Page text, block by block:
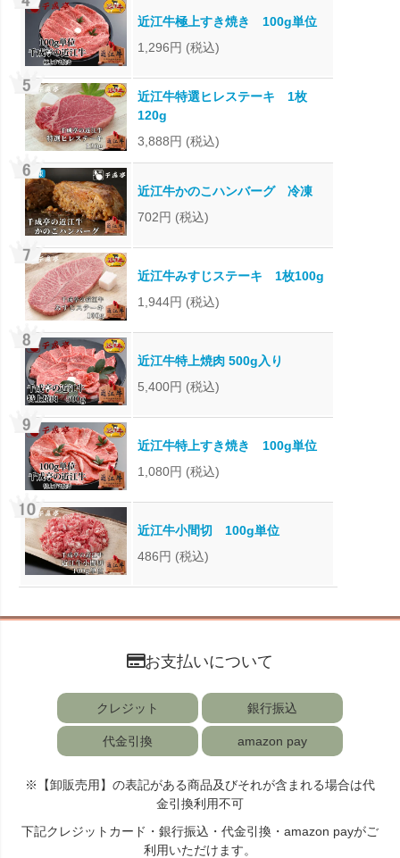
近江牛極上すき焼き 100g単位
1,296円 (税込)
近江牛特選ヒレステーキ 1枚
120g
3,888円 (税込)
近江牛かのこハンバーグ 冷凍
702円 (税込)
近江牛みすじステーキ 1枚100g
1,944円 (税込)
近江牛特上焼肉 500g入り
5,400円 (税込)
近江牛特上すき焼き 100g単位
1,080円 (税込)
近江牛小間切 100g単位
486円 (税込)
お支払いについて
クレジット 銀行振込
代金引換 amazon pay
※【卸販売用】の表記がある商品及びそれが含まれる場合は代
金引換利用不可
下記クレジットカード・銀行振込・代金引換・amazon payがご
利用いただけます。